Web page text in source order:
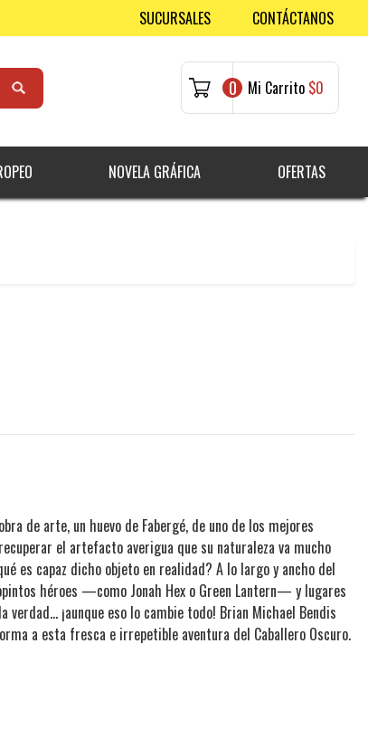
SUCURSALES CONTÁCTANOS
0 Mi Carrito $0
NOVELA GRÁFICA OFERTAS
de arte, un huevo de Fabergé, de uno de los mejores
el artefacto averigua que su naturaleza va mucho
es capaz dicho objeto en realidad? A lo largo y ancho del
héroes —como Jonah Hex o Green Lantern— y lugares
¡aunque eso lo cambie todo! Brian Michael Bendis
a esta fresca e irrepetible aventura del Caballero Oscuro.